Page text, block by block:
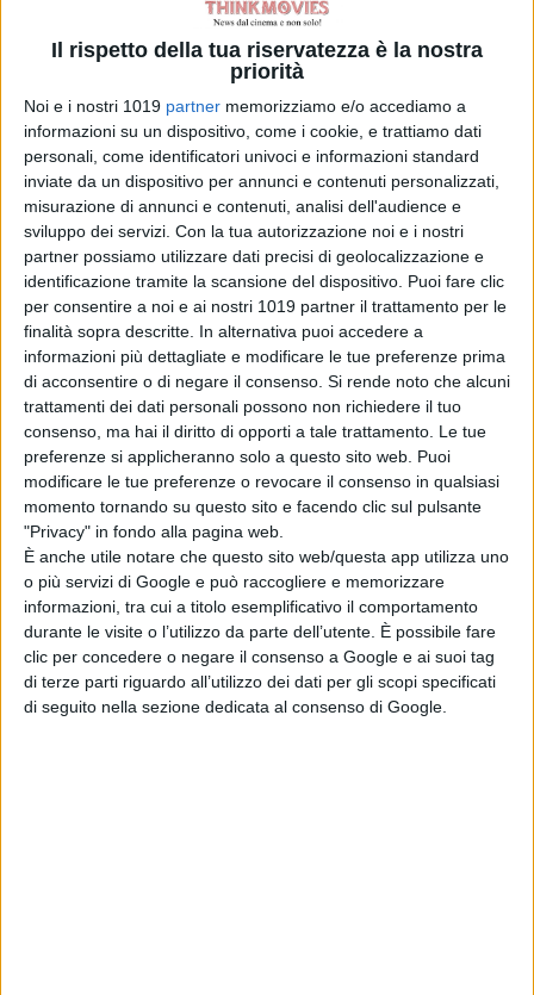
Il rispetto della tua riservatezza è la nostra
priorità
Noi e i nostri 1019 partner memorizziamo e/o accediamo a
informazioni su un dispositivo, come i cookie, e trattiamo dati
personali, come identificatori univoci e informazioni standard
inviate da un dispositivo per annunci e contenuti personalizzati,
misurazione di annunci e contenuti, analisi dell'audience e
sviluppo dei servizi. Con la tua autorizzazione noi e i nostri
partner possiamo utilizzare dati precisi di geolocalizzazione e
identificazione tramite la scansione del dispositivo. Puoi fare clic
per consentire a noi e ai nostri 1019 partner il trattamento per le
finalità sopra descritte. In alternativa puoi accedere a
informazioni più dettagliate e modificare le tue preferenze prima
di acconsentire o di negare il consenso. Si rende noto che alcuni
trattamenti dei dati personali possono non richiedere il tuo
consenso, ma hai il diritto di opporti a tale trattamento. Le tue
preferenze si applicheranno solo a questo sito web. Puoi
modificare le tue preferenze o revocare il consenso in qualsiasi
momento tornando su questo sito e facendo clic sul pulsante
"Privacy" in fondo alla pagina web.
È anche utile notare che questo sito web/questa app utilizza uno
o più servizi di Google e può raccogliere e memorizzare
informazioni, tra cui a titolo esemplificativo il comportamento
durante le visite o l’utilizzo da parte dell’utente. È possibile fare
clic per concedere o negare il consenso a Google e ai suoi tag
di terze parti riguardo all’utilizzo dei dati per gli scopi specificati
di seguito nella sezione dedicata al consenso di Google.
umano e vulnerabile, alle prese con
l’impossibilità di salvare tutti. Per
altri, era una rappresentazione
eccessivamente cinica e devastante
di un eroe da sempre simbolo di
speranza, ma in un’epocapost-11
settembre, Snydervolle portare il
pubblico a riflettere: anche gli eroi
devono fare i conti con la
complessità del mondo reale.
© Riproduzione Riservata
Emanuela Giuliani
PubblicatoMarzo 8, 2024in
Approfondimenti
La Redazione